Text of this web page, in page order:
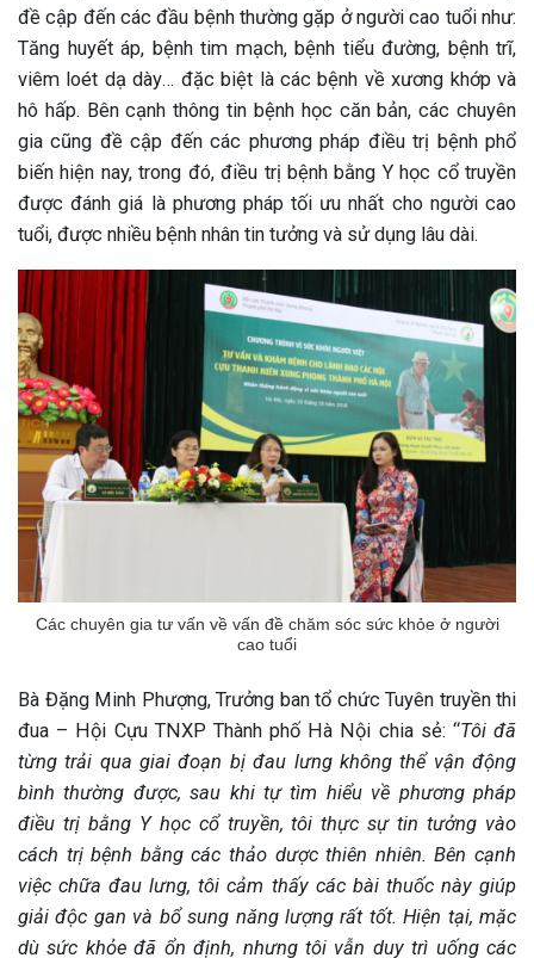
đề cập đến các đầu bệnh thường gặp ở người cao tuổi như:
Tăng huyết áp, bệnh tim mạch, bệnh tiểu đường, bệnh trĩ,
viêm loét dạ dày… đặc biệt là các bệnh về xương khớp và
hô hấp. Bên cạnh thông tin bệnh học căn bản, các chuyên
gia cũng đề cập đến các phương pháp điều trị bệnh phổ
biến hiện nay, trong đó, điều trị bệnh bằng Y học cổ truyền
được đánh giá là phương pháp tối ưu nhất cho người cao
tuổi, được nhiều bệnh nhân tin tưởng và sử dụng lâu dài.
Các chuyên gia tư vấn về vấn đề chăm sóc sức khỏe ở người
cao tuổi
Bà Đặng Minh Phượng, Trưởng ban tổ chức Tuyên truyền thi
đua – Hội Cựu TNXP Thành phố Hà Nội chia sẻ: “Tôi đã
từng trải qua giai đoạn bị đau lưng không thể vận động
bình thường được, sau khi tự tìm hiểu về phương pháp
điều trị bằng Y học cổ truyền, tôi thực sự tin tưởng vào
cách trị bệnh bằng các thảo dược thiên nhiên. Bên cạnh
việc chữa đau lưng, tôi cảm thấy các bài thuốc này giúp
giải độc gan và bổ sung năng lượng rất tốt. Hiện tại, mặc
dù sức khỏe đã ổn định, nhưng tôi vẫn duy trì uống các